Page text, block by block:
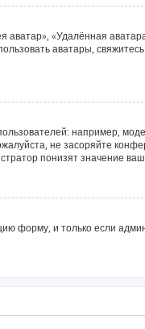
аватар», «Удалённая
аватары,
например,
не засоряйте
понизят значение
форму, и только если